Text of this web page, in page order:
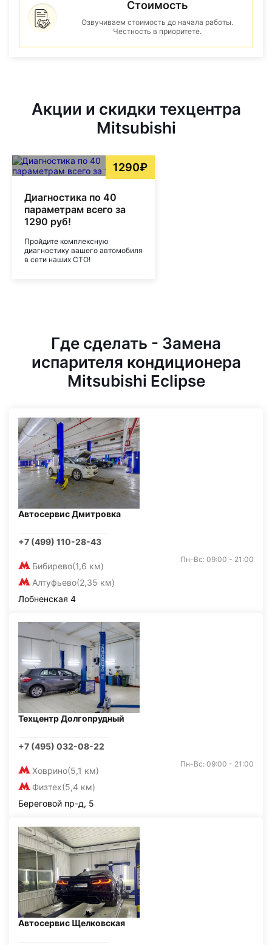
Стоимость
Озвучиваем стоимость до начала работы.
Честность в приоритете.
Акции и скидки техцентра
Mitsubishi
1290₽
Диагностика по 40
параметрам всего за
1290 руб!
Пройдите комплексную
диагностику вашего автомобиля
в сети наших СТО!
Где сделать - Замена
испарителя кондиционера
Mitsubishi Eclipse
Автосервис Дмитровка
+7 (499) 110-28-43
Бибирево(1,6 км)
Алтуфьево(2,35 км)
Пн-Вс: 09:00 - 21:00
Лобненская 4
Техцентр Долгопрудный
+7 (495) 032-08-22
Ховрино(5,1 км)
Физтех(5,4 км)
Пн-Вс: 09:00 - 21:00
Береговой пр-д, 5
Автосервис Щелковская